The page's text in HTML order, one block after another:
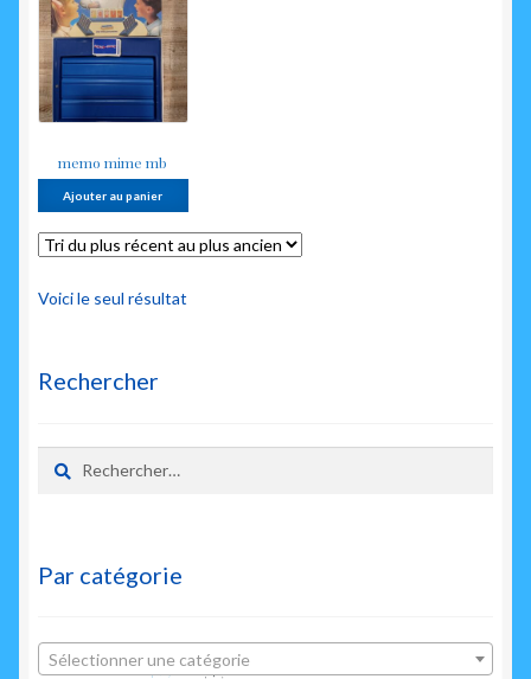
memo mime mb
Ajouter au panier
Voici le seul résultat
Rechercher
Rechercher :
Par catégorie
Sélectionner une catégorie